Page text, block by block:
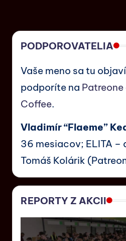
PODPOROVATELIA
Vaše meno sa tu
podporíte na Patreone
Coffee.
Vladimír “Flaeme”
36 mesiacov; ELITA –
Tomáš Kolárik
REPORTY Z AKCII